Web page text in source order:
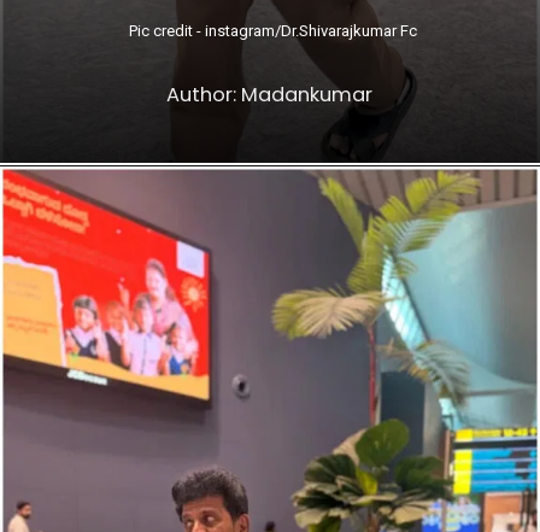
Author: Madankumar
Pic credit - instagram/Dr.Shivarajkumar Fc